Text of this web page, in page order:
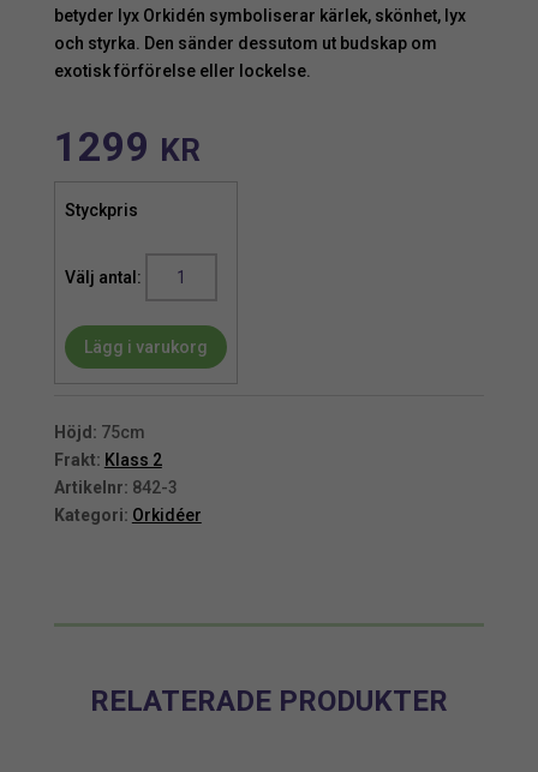
betyder lyx Orkidén symboliserar kärlek, skönhet, lyx
och styrka. Den sänder dessutom ut budskap om
exotisk förförelse eller lockelse.
1299 KR
Styckpris
Orkidé
Bordo
Phalaenopsis
Lägg i varukorg
Höjd: 75cm
Frakt: Klass 2
Artikelnr: 842-3
Kategori: Orkidéer
RELATERADE PRODUKTER